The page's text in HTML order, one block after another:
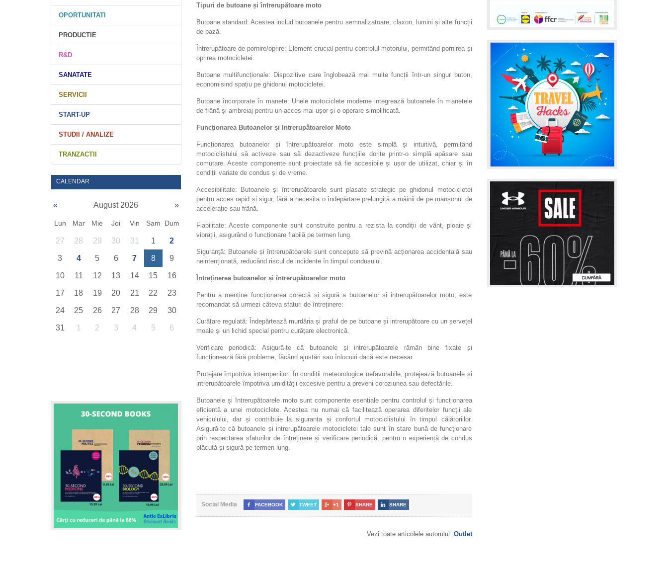
OPORTUNITATI
PRODUCTIE
R&D
SANATATE
SERVICII
START-UP
STUDII / ANALIZE
TRANZACTII
CALENDAR
« August 2026 »
Lun Mar Mie Joi Vin Sam Dum
27 28 29 30 31 1 2
3 4 5 6 7 8 9
10 11 12 13 14 15 16
17 18 19 20 21 22 23
24 25 26 27 28 29 30
31 1 2 3 4 5 6
Tipuri de butoane și întrerupătoare moto
Butoane standard: Acestea includ butoanele pentru semnalizatoare, claxon, lumini și alte funcții
de bază.
Întrerupătoare de pornire/oprire: Element crucial pentru controlul motorului, permitând pornirea și
oprirea motocicletei.
Butoane multifuncționale: Dispozitive care înglobează mai multe funcții într-un singur buton,
economisind spațiu pe ghidonul motocicletei.
Butoane încorporate în manete: Unele motociclete moderne integrează butoanele în manetele
de frână și ambreiaj pentru un acces mai ușor și o operare simplificată.
Funcționarea Butoanelor și Intrerupătoarelor Moto
Funcționarea butoanelor și întrerupătoarelor moto este simplă și intuitivă, permițând
motociclistului să activeze sau să dezactiveze funcțiile dorite printr-o simplă apăsare sau
comutare. Aceste componente sunt proiectate să fie accesibile și ușor de utilizat, chiar și în
condiții variate de condus și de vreme.
Accesibilitate: Butoanele și întrerupătoarele sunt plasate strategic pe ghidonul motocicletei
pentru acces rapid și sigur, fără a necesita o îndepărtare prelungită a mâinii de pe manșonul de
accelerație sau frână.
Fiabilitate: Aceste componente sunt construite pentru a rezista la condiții de vânt, ploaie și
vibrații, asigurând o funcționare fiabilă pe termen lung.
Siguranță: Butoanele și întrerupătoarele sunt concepute să prevină acționarea accidentală sau
neintenționată, reducând riscul de incidente în timpul condusului.
Întreținerea butoanelor și întrerupătoarelor moto
Pentru a menține funcționarea corectă și sigură a butoanelor și intrerupătoarelor moto, este
recomandat să urmezi câteva sfaturi de întreținere:
Curățare regulată: Îndepărtează murdăria și praful de pe butoane și intrerupătoare cu un șervețel
moale și un lichid special pentru curățare electronică.
Verificare periodică: Asigură-te că butoanele și intrerupătoarele rămân bine fixate și
funcționează fără probleme, făcând ajustări sau înlocuiri dacă este necesar.
Protejare împotriva intemperiilor: În condiții meteorologice nefavorabile, protejează butoanele și
intrerupătoarele împotriva umidității excesive pentru a preveni coroziunea sau defectările.
Butoanele și întrerupătoarele moto sunt componente esențiale pentru controlul și funcționarea
eficientă a unei motociclete. Acestea nu numai că facilitează operarea diferitelor funcții ale
vehiculului, dar și contribuie la siguranța și confortul motociclistului în timpul călătoriilor.
Asigură-te că butoanele și intrerupătoarele motocicletei tale sunt în stare bună de funcționare
prin respectarea sfaturilor de întreținere și verificare periodică, pentru o experiență de condus
plăcută și sigură pe termen lung.
Social Media  FACEBOOK  TWEET  +1  SHARE  SHARE
Vezi toate articolele autorului: Outlet